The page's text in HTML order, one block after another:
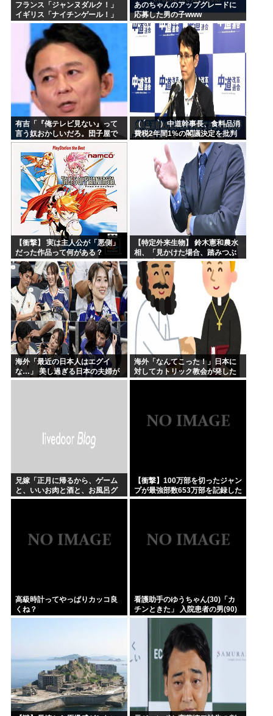
フランス「ジャンヌダルク！」
イギリス「ナイチンゲール！」
インド「マザーテレサ！」日本
あのちゃんのアップグレードに
応募した男の子www
有吉「『俺テレビ見ない』って
言う奴おかしいだろ。団子屋で
『団子食べない』って言うか？
こっちは芸人だぞ」
（ ´_ゝ`）中道幹事長、食料品消
費税2年間1%の閣議決定を批判
→ 記者「中道改革連合は食料品
消費税ゼロを公約に掲げていた
が？」→ 階猛氏「
【衝撃】 実は主人公が「悪側」
だった作品って何がある？
【特定外来生物】 鈴木憲和農水
相、「見かけた場合、踏みつぶ
す等捕殺をお願いします」投稿
が反響
海外「最近の日本人はエグイ
な…」 美し過ぎる日本の夫婦が
W杯で世界に見つかってしまう
海外「なんてこった！」日本に
対してカトリック教会が発した
声明に海外からコメントが殺到
兄嫁「正月に帰るから、ゲーム
と、いいお肉と酒と、お風呂グ
ッズの準備しとけよ」寝起きの
【衝撃】100万部を切ったジャン
プが最強部数653万部を記録した
時の週刊少年ジャンプの面子が
高級時計ってやっぱりカッコ良
くね？
看護助手のゆうちゃん(30)「カ
チンときた」 入院患者の男(90)
に顔面パンチを叩き込む 逮捕